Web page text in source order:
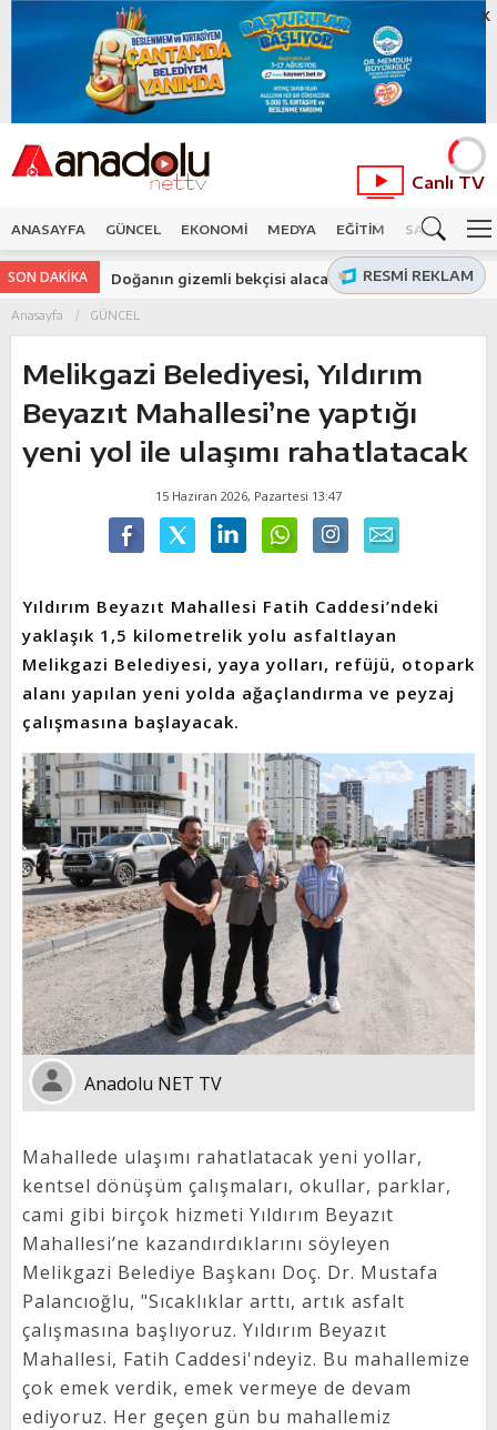
X
Canlı TV
ANASAYFA GÜNCEL EKONOMİ MEDYA EĞİTİM SAĞLIK
RESMI REKLAM
SON DAKİKA
Doğanın gizemli bekçisi alaca baykuş Kayseri'de
Anasayfa GÜNCEL
Melikgazi Belediyesi, Yıldırım
Beyazıt Mahallesi’ne yaptığı
yeni yol ile ulaşımı rahatlatacak
15 Haziran 2026, Pazartesi 13:47
Yıldırım Beyazıt Mahallesi Fatih Caddesi’ndeki
yaklaşık 1,5 kilometrelik yolu asfaltlayan
Melikgazi Belediyesi, yaya yolları, refüjü, otopark
alanı yapılan yeni yolda ağaçlandırma ve peyzaj
çalışmasına başlayacak.
Anadolu NET TV
Mahallede ulaşımı rahatlatacak yeni yollar,
kentsel dönüşüm çalışmaları, okullar, parklar,
cami gibi birçok hizmeti Yıldırım Beyazıt
Mahallesi’ne kazandırdıklarını söyleyen
Melikgazi Belediye Başkanı Doç. Dr. Mustafa
Palancıoğlu, "Sıcaklıklar arttı, artık asfalt
çalışmasına başlıyoruz. Yıldırım Beyazıt
Mahallesi, Fatih Caddesi'ndeyiz. Bu mahallemize
çok emek verdik, emek vermeye de devam
ediyoruz. Her geçen gün bu mahallemiz